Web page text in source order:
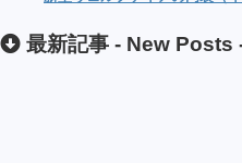
最新記事 - New Posts